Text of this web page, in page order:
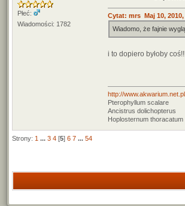
Płeć:
Wiadomości: 1782
Cytat: mrs Maj 10, 2010,
Wiadomo, że fajnie
i to dopiero byłoby
http://
Pterophyllum scalare
Ancistrus dolichopterus
Hoplosternum thoracatum
Strony: 1 ... 3 4 [5] 6 7 ... 54